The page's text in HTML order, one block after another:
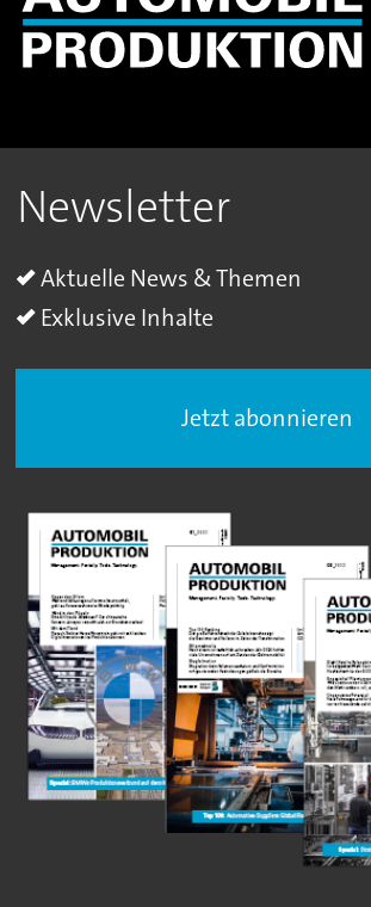
Newsletter
Aktuelle News & Themen
Exklusive Inhalte
Jetzt abonnieren